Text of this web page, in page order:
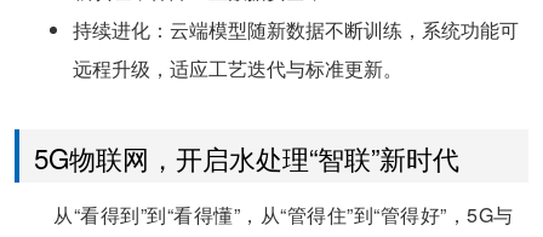
​持续进化​：云端模型随新数据不断训练，系统功能可
远程升级，适应工艺迭代与标准更新。
5G物联网，开启水处理“智联”新时代
从“看得到”到“看得懂”，从“管得住”到“管得好”，5G与